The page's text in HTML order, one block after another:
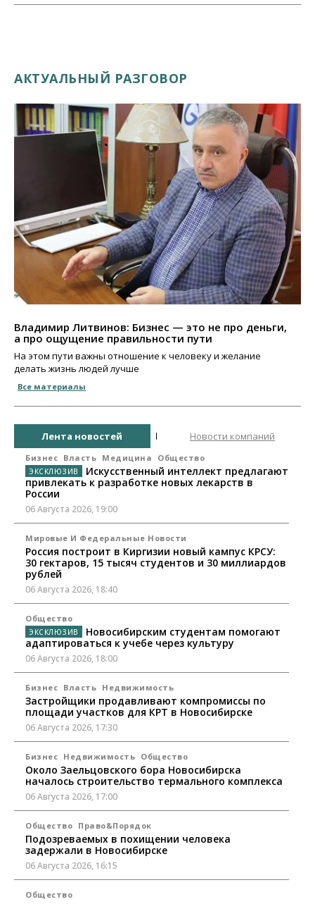
АКТУАЛЬНЫЙ РАЗГОВОР
Владимир Литвинов: Бизнес — это не про деньги,
а про ощущение правильности пути
На этом пути важны отношение к человеку и желание
делать жизнь людей лучше
Все материалы
Лента новостей Новости компаний
Бизнес Власть Медицина Общество
Искусственный интеллект предлагают
привлекать к разработке новых лекарств в
России
06 Августа 2026, 19:00
Мировые И Федеральные Новости
Россия построит в Киргизии новый кампус КРСУ:
30 гектаров, 15 тысяч студентов и 30 миллиардов
рублей
06 Августа 2026, 18:40
Общество
Новосибирским студентам помогают
адаптироваться к учебе через культуру
06 Августа 2026, 18:00
Бизнес Власть Недвижимость
Застройщики продавливают компромиссы по
площади участков для КРТ в Новосибирске
06 Августа 2026, 17:30
Бизнес Недвижимость Общество
Около Заельцовского бора Новосибирска
началось строительство термального комплекса
06 Августа 2026, 17:00
Общество Право&Порядок
Подозреваемых в похищении человека
задержали в Новосибирске
06 Августа 2026, 16:15
Общество